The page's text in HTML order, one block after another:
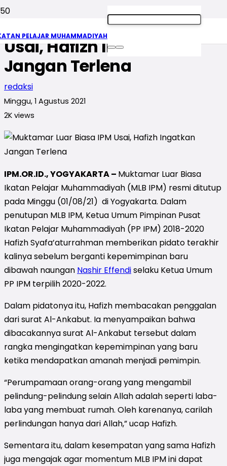
PELAJAR MUHAMMADIYAH
Muktamar Luar Biasa IPM
Usai, Hafizh Ingatkan
Jangan Terlena
redaksi
Minggu, 1 Agustus 2021
2K views
IPM.OR.ID., YOGYAKARTA – Muktamar Luar Biasa
Ikatan Pelajar Muhammadiyah (MLB IPM) resmi ditutup
pada Minggu (01/08/21) di Yogyakarta. Dalam
penutupan MLB IPM, Ketua Umum Pimpinan Pusat
Ikatan Pelajar Muhammadiyah (PP IPM) 2018-2020
Hafizh Syafa’aturrahman memberikan pidato terakhir
kalinya sebelum berganti kepemimpinan baru
dibawah naungan Nashir Effendiselaku Ketua Umum
PP IPM terpilih 2020-2022.
Dalam pidatonya itu, Hafizh membacakan penggalan
dari surat Al-Ankabut. Ia menyampaikan bahwa
dibacakannya surat Al-Ankabut tersebut dalam
rangka mengingatkan kepemimpinan yang baru
ketika mendapatkan amanah menjadi pemimpin.
“Perumpamaan orang-orang yang mengambil
pelindung-pelindung selain Allah adalah seperti laba-
laba yang membuat rumah. Oleh karenanya, carilah
perlindungan hanya dari Allah,” ucap Hafizh.
Sementara itu, dalam kesempatan yang sama Hafizh
juga mengajak agar momentum MLB IPM ini dapat